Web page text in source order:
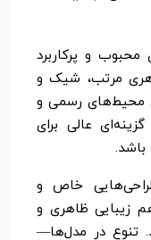
و پرکاربرد
مرتب، شیک و
محیط‌های رسمی و
عالی برای
باشد.
خاص و
زیبایی ظاهری و
تنوع در مدل‌ها—